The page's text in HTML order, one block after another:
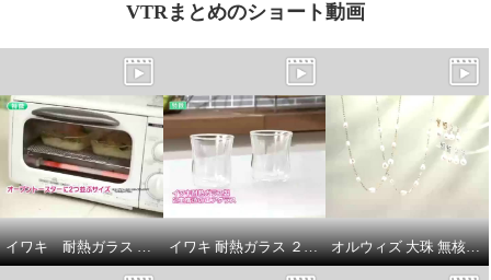
VTRまとめのショート動画
イワキ 耐熱ガラス フタ付き オーブントースター皿 ハーフ ３点セット イワキ 耐熱ガラス ２重構造グラス エアグラス２個セット オルウィズ 大珠 無核淡水バロックパール ステーションネックレス／イヤリング／ピアス